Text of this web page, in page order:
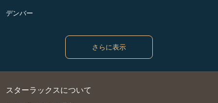
デンバー
さらに表示
スターラックスについて